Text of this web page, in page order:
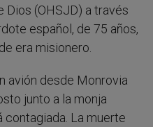
Dios (OHSJD) a través
español, de 75 años,
era misionero.
avión desde Monrovia
junto a la monja
contagiada. La muerte